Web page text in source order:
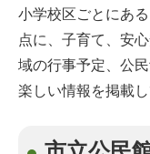
小学校区ごとにあ
点に、子育て、安
域の行事予定、公
楽しい情報を掲載し